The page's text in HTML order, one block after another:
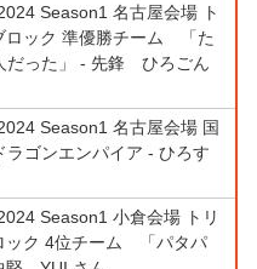
Season1 名古屋会場 ト
ロック 準優勝チーム 「た
だった」 - 先鋒 ひろごん
Season1 名古屋会場 国
ラゴンエンパイア - ひろす
Season1 小倉会場 トリ
ック 4位チーム 「パタパ